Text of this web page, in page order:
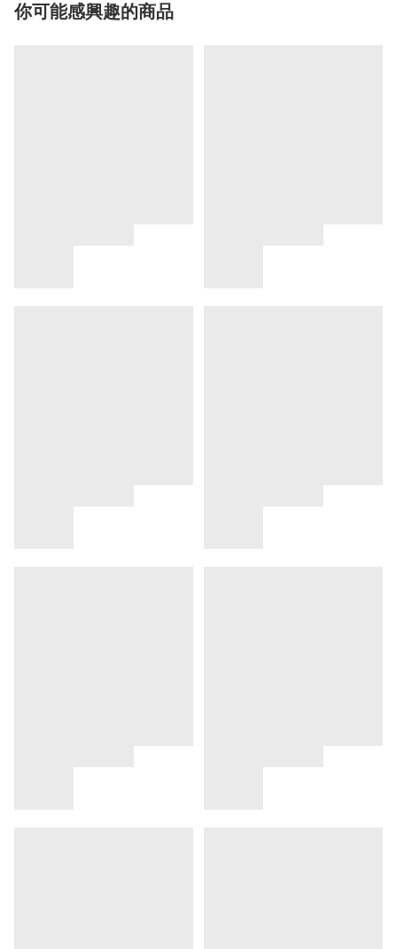
你可能感興趣的商品